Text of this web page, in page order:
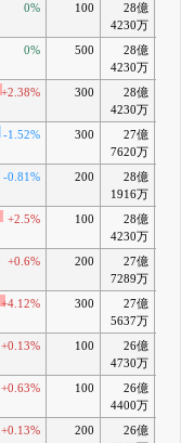
0% 100
28億
4230万
0% 500
28億
4230万
+2.38% 300
28億
4230万
-1.52% 300
27億
7620万
-0.81% 200
28億
1916万
+2.5% 100
28億
4230万
+0.6% 200
27億
7289万
+4.12% 300
27億
5637万
+0.13% 100
26億
4730万
+0.63% 100
26億
4400万
+0.13% 200
26億